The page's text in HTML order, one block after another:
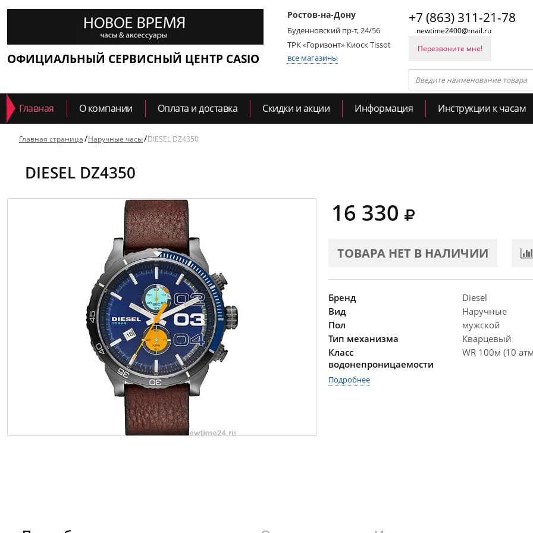
ОФИЦИАЛЬНЫЙ СЕРВИСНЫЙ ЦЕНТР CASIO
Ростов-на-Дону
Буденновский пр-т, 24/56
ТРК «Горизонт» Киоск Tissot
все магазины
+7 (863) 311-21-78
newtime2400@mail.ru
Перезвоните мне!
Главная О компании Оплата и доставка Скидки и акции Информация Инструкции к часам
Главная страница Наручные часы DIESEL DZ4350
DIESEL DZ4350
16 330
ТОВАРА НЕТ В НАЛИЧИИ
Бренд
Diesel
Вид
Наручные
Пол
мужской
Тип механизма
Кварцевый
Класс
водонепроницаемости
WR 100м (10
Подробнее